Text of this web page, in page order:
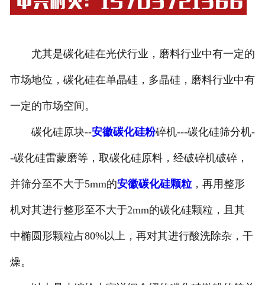
尤其是碳化硅在光伏行业，磨料行业中有一定的
市场地位，碳化硅在单晶硅，多晶硅，磨料行业中有
一定的市场空间。
碳化硅原块--安徽碳化硅粉碎机---碳化硅筛分机-
-碳化硅雷蒙磨等，取碳化硅原料，经破碎机破碎，
并筛分至不大于5mm的安徽碳化硅颗粒，再用整形
机对其进行整形至不大于2mm的碳化硅颗粒，且其
中椭圆形颗粒占80%以上，再对其进行酸洗除杂，干
燥。